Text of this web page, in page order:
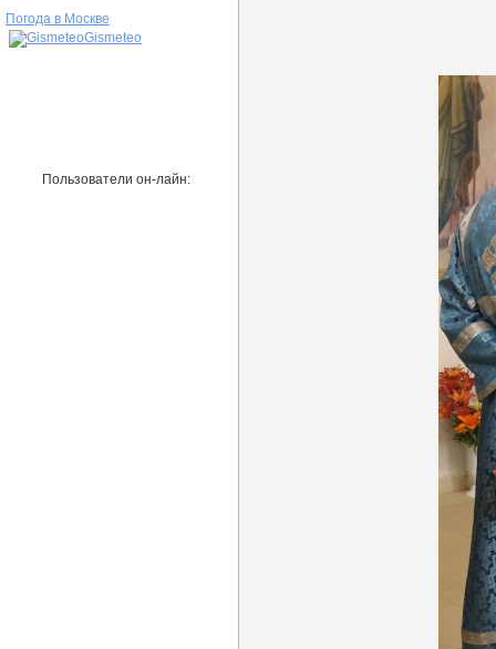
Погода в Москве
Gismeteo
Пользователи он-лайн: